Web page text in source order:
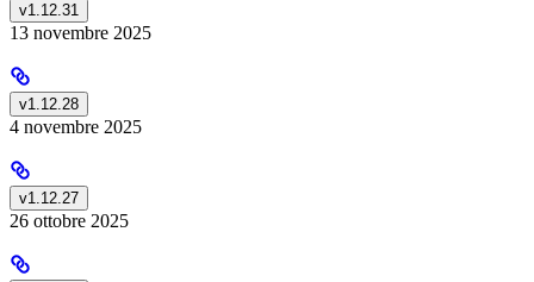
v1.12.31
13 novembre 2025
v1.12.28
4 novembre 2025
v1.12.27
26 ottobre 2025